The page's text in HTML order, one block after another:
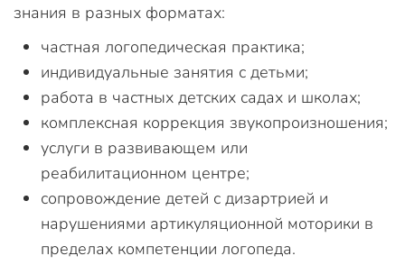
знания в разных форматах:
частная логопедическая практика;
индивидуальные занятия с детьми;
работа в частных детских садах и школах;
комплексная коррекция звукопроизношения;
услуги в развивающем или
реабилитационном центре;
сопровождение детей с дизартрией и
нарушениями артикуляционной моторики в
пределах компетенции логопеда.